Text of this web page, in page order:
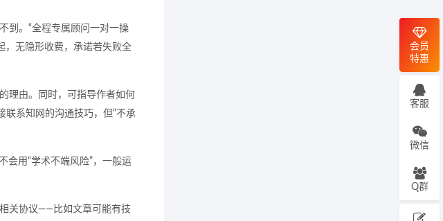
到。“全程专属顾问一对一操
，无隐形收费，承诺若失败全
理由。同时，可指导作者如何
联系知网的沟通技巧，但“不承
会用“学术不端风险”，一般运
关协议——比如文章可能有技
会员
特惠
客服
微信
Q群